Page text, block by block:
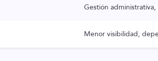
Gestión
Menor visibilidad,